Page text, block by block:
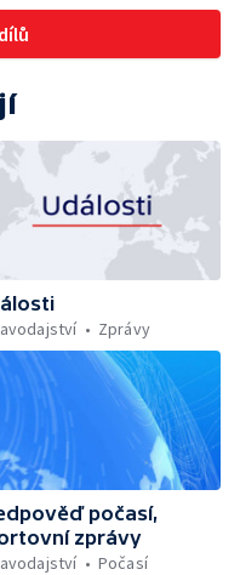
Zprávy
počasí,
zprávy
Počasí